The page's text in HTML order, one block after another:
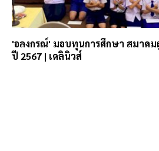
'อลงกรณ์' มอบทุนการศึกษา สมาค
ปี 2567 | เดลินิวส์